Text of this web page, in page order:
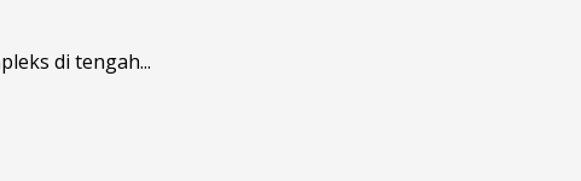
di tengah...